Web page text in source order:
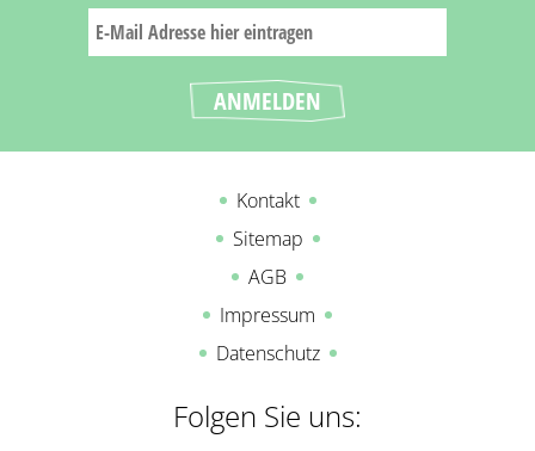
Kontakt
Sitemap
AGB
Impressum
Datenschutz
Folgen Sie uns: